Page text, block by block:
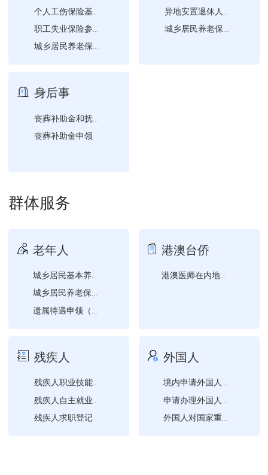
职工失业保险参保登记
城乡居民养老保险参保登记
城乡居民养老保险待遇申领
身后事
丧葬补助金申领
群体服务
老年人
城乡居民基本养老保险关系...
城乡居民养老保险参保登记
港澳台侨
港澳医师在内地、台湾医师...
残疾人
残疾人职业技能培训需求登...
残疾人求职登记
外国人
境内申请外国人来华工作许...
外国人对国家重点保护陆生...